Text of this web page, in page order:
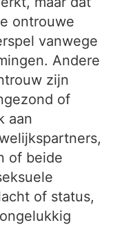
ontrouwe
vanwege
Andere
zijn
of
aan
of beide
of status,